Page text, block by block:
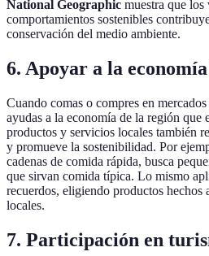
National Geographic muestra que los
comportamientos sostenibles
conservación del medio ambiente.
6. Apoyar a la
Cuando comas o compres en
ayudas a la economía de la región que
productos y servicios locales también
y promueve la sostenibilidad. Por
cadenas de comida rápida, busca
que sirvan comida típica. Lo mismo
recuerdos, eligiendo productos hechos
locales.
7. Participación en